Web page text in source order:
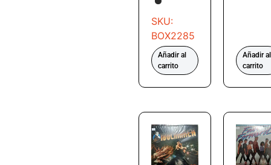
SKU:
BOX2285
Añadir al
carrito
Añadir al
carrito